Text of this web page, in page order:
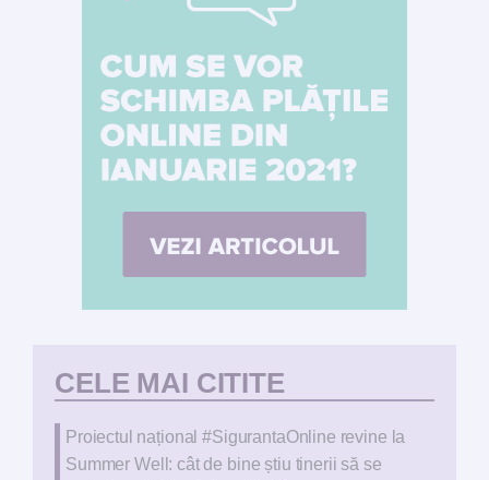
CELE MAI CITITE
Proiectul național #SigurantaOnline revine la
Summer Well: cât de bine știu tinerii să se